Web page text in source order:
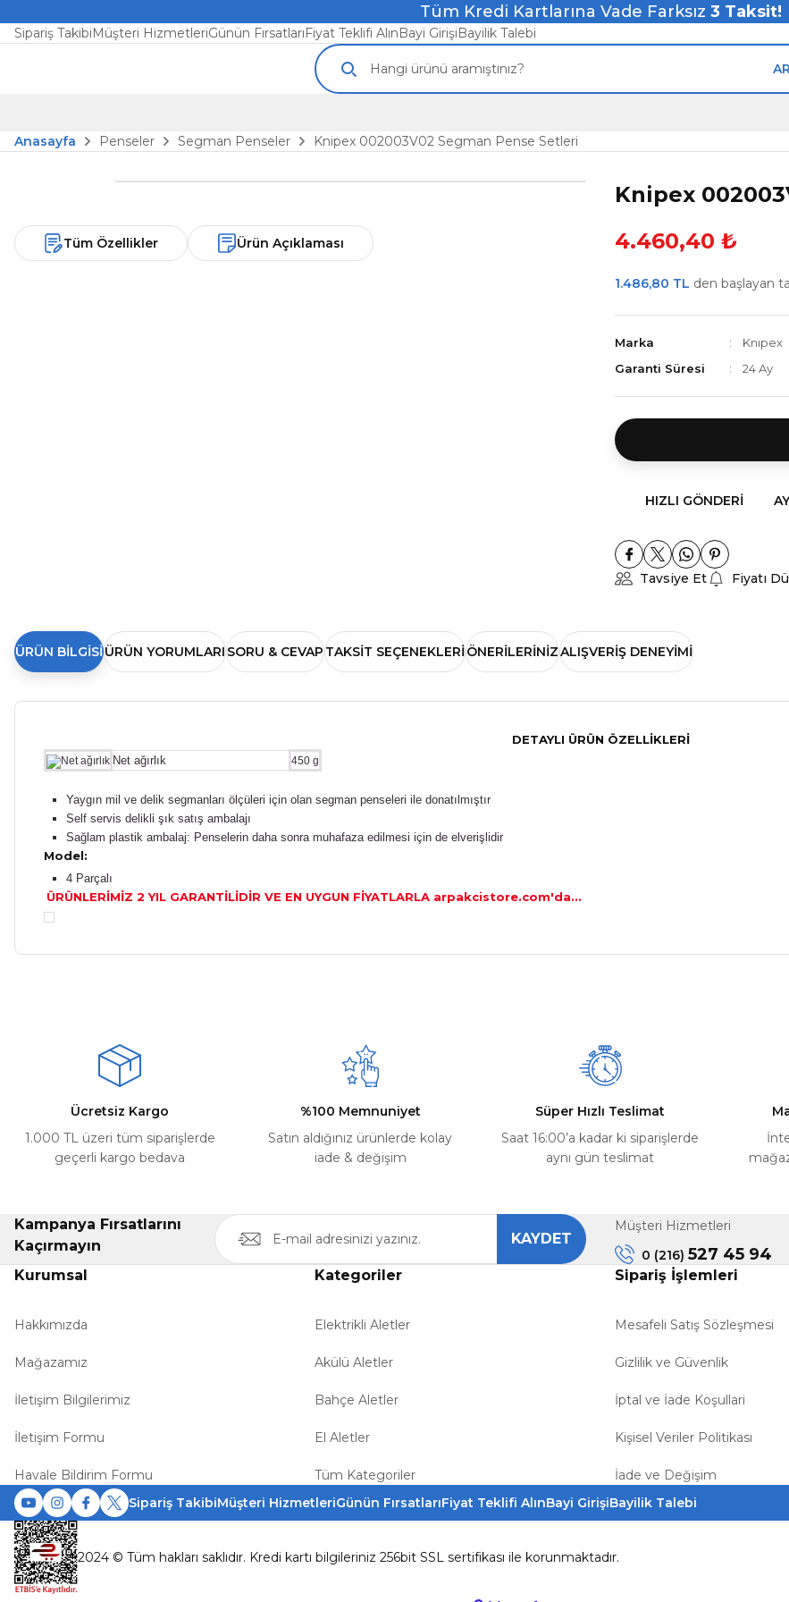
Tüm Kredi Kartlarına Vade Farksız 3 Taksit!
Sipariş TakibiMüşteri HizmetleriGünün FırsatlarıFiyat Teklifi AlınBayi GirişiBayilik Talebi
Anasayfa
Penseler Segman Penseler Knipex 002003V02 Segman Pense Setleri
Tüm Özellikler Ürün Açıklaması
Knipex
4.460,40 ₺
1.486,80 TL den başlayan
Marka
Knıpex
Garanti Süresi
24 Ay
HIZLI GÖNDERI
Tavsiye Et Fiyatı
ÜRÜN BILGISI ÜRÜN YORUMLARISORU & CEVAPTAKSIT SEÇENEKLERIÖNERILERINIZALIŞVERIŞ DENEYIMI
DETAYLI ÜRÜN ÖZELLİKLERİ
Net ağırlık 450 g
Yaygın mil ve delik segmanları ölçüleri için olan segman penseleri ile donatılmıştır
Self servis delikli şık satış ambalajı
Sağlam plastik ambalaj: Penselerin daha sonra muhafaza edilmesi için de elverişlidir
Model:
4 Parçalı
ÜRÜNLERİMİZ 2 YIL GARANTİLİDİR VE EN UYGUN FİYATLARLA arpakcistore.com'da...
Ürün açıklamasında eksik bilgiler bulunuyor.
Ürün bilgilerinde hatalar bulunuyor.
Gönder
Ücretsiz Kargo
1.000 TL üzeri tüm siparişlerde
geçerli kargo bedava
%100 Memnuniyet
Satın aldığınız ürünlerde kolay
iade & değişim
Süper Hızlı Teslimat
Saat 16:00’a kadar ki siparişlerde
aynı gün teslimat
Kampanya Fırsatlarını
Kaçırmayın
KAYDET
Müşteri Hizmetleri
0 (216) 527 45 94
Kurumsal
Hakkımızda
Mağazamız
İletişim Bilgilerimiz
İletişim Formu
Havale Bildirim Formu
Kategoriler
Elektrikli Aletler
Akülü Aletler
Bahçe Aletler
El Aletler
Tüm Kategoriler
Sipariş İşlemleri
Mesafeli Satış Sözleşmesi
Gizlilik ve Güvenlik
İptal ve İade Koşullari
Kişisel Veriler Politikası
İade ve Değişim
Sipariş TakibiMüşteri HizmetleriGünün FırsatlarıFiyat Teklifi AlınBayi GirişiBayilik Talebi
2024 © Tüm hakları saklıdır. Kredi kartı bilgileriniz 256bit SSL sertifikası ile korunmaktadır.